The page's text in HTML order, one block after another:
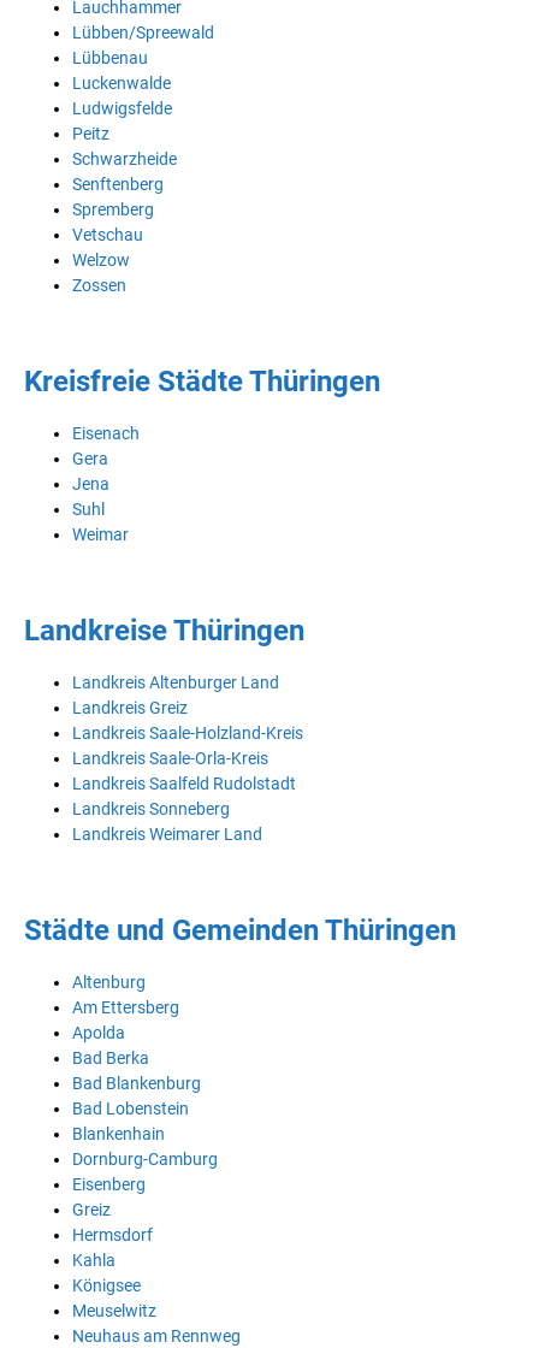
Lauchhammer
Lübben/Spreewald
Lübbenau
Luckenwalde
Ludwigsfelde
Peitz
Schwarzheide
Senftenberg
Spremberg
Vetschau
Welzow
Zossen
Kreisfreie Städte Thüringen
Eisenach
Gera
Jena
Suhl
Weimar
Landkreise Thüringen
Landkreis Altenburger Land
Landkreis Greiz
Landkreis Saale-Holzland-Kreis
Landkreis Saale-Orla-Kreis
Landkreis Saalfeld Rudolstadt
Landkreis Sonneberg
Landkreis Weimarer Land
Städte und Gemeinden Thüringen
Altenburg
Am Ettersberg
Apolda
Bad Berka
Bad Blankenburg
Bad Lobenstein
Blankenhain
Dornburg-Camburg
Eisenberg
Greiz
Hermsdorf
Kahla
Königsee
Meuselwitz
Neuhaus am Rennweg